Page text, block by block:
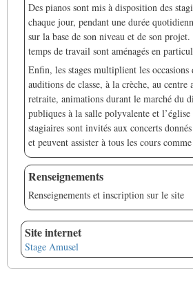
Des pianos sont mis à disposition des
chaque jour, pendant une durée
sur la base de son niveau et de son projet.
temps de travail sont aménagés en
Enfin, les stages multiplient les
auditions de classe, à la crèche, au centre
retraite, animations durant le marché du
publiques à la salle polyvalente et l’église
stagiaires sont invités aux concerts
et peuvent assister à tous les cours
Renseignements
Renseignements et inscription sur le site
Site internet
Stage Amusel